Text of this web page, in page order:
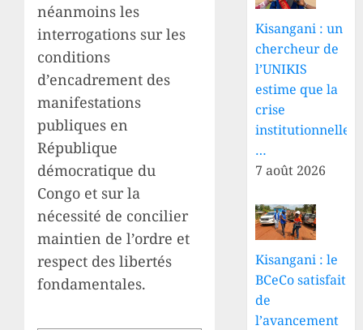
néanmoins les
interrogations sur les
conditions
d’encadrement des
manifestations
publiques en
République
démocratique du
Congo et sur la
nécessité de concilier
maintien de l’ordre et
respect des libertés
fondamentales.
Kisangani : un
chercheur de
l’UNIKIS
estime que la
crise
institutionnelle
…
7 août 2026
Kisangani : le
BCeCo satisfait
de
l’avancement